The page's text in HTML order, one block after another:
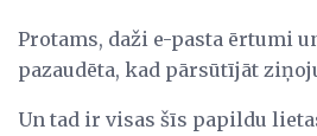
Protams, daži e-pasta ērtumi
pazaudēta, kad pārsūtījāt
Un tad ir visas šīs papildu